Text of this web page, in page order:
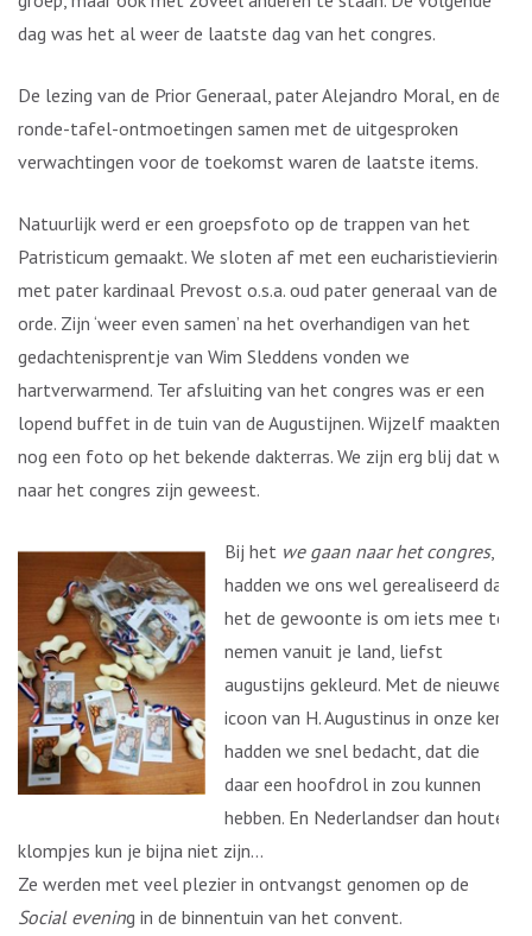
dag was het al weer de laatste dag van het congres.
De lezing van de Prior Generaal, pater Alejandro Moral, en de
ronde-tafel-ontmoetingen samen met de uitgesproken
verwachtingen voor de toekomst waren de laatste items.
Natuurlijk werd er een groepsfoto op de trappen van het
Patristicum gemaakt. We sloten af met een eucharistieviering
met pater kardinaal Prevost o.s.a. oud pater generaal van de
orde. Zijn ‘weer even samen’ na het overhandigen van het
gedachtenisprentje van Wim Sleddens vonden we
hartverwarmend. Ter afsluiting van het congres was er een
lopend buffet in de tuin van de Augustijnen. Wijzelf maakten
nog een foto op het bekende dakterras. We zijn erg blij dat we
naar het congres zijn geweest.
Bij het we gaan naar het congres,
hadden we ons wel gerealiseerd dat
het de gewoonte is om iets mee te
nemen vanuit je land, liefst
augustijns gekleurd. Met de nieuwe
icoon van H. Augustinus in onze kerk,
hadden we snel bedacht, dat die
daar een hoofdrol in zou kunnen
hebben. En Nederlandser dan houten
klompjes kun je bijna niet zijn…
Ze werden met veel plezier in ontvangst genomen op de
Social evening in de binnentuin van het convent.